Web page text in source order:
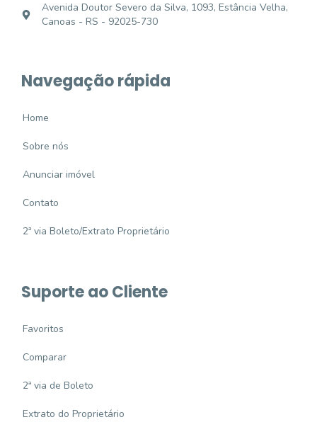
Avenida Doutor Severo da Silva, 1093, Estância Velha,
Canoas - RS - 92025-730
Navegação rápida
Home
Sobre nós
Anunciar imóvel
Contato
2ª via Boleto/Extrato Proprietário
Suporte ao Cliente
Favoritos
Comparar
2ª via de Boleto
Extrato do Proprietário